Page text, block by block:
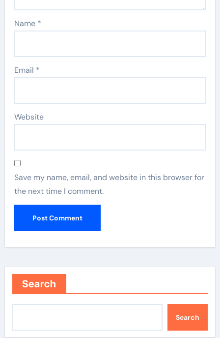
Name *
Email *
Website
Save my name, email, and website in this browser for
the next time I comment.
Search
Search